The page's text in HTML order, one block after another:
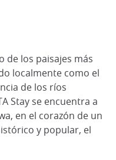
de los paisajes más
localmente como el
de los ríos
Stay se encuentra a
en el corazón de un
y popular, el